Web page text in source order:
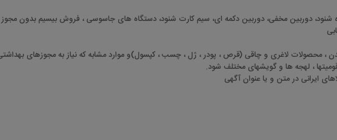
شنود، دوربین مخفی، دوربین دکمه ای، سیم کارت شنود، دستگاه های جاسوسی ، فروش بیسیم بدون مجوز
، محصولات لاغری و چاقی (قرص ، پودر ، ژل ، چسب ، کپسول)و موارد مشابه که نیاز به مجوزهای
، لهجه ها و گویشهای مختلف شود.
ایرانی در متن و یا عنوان آگهی